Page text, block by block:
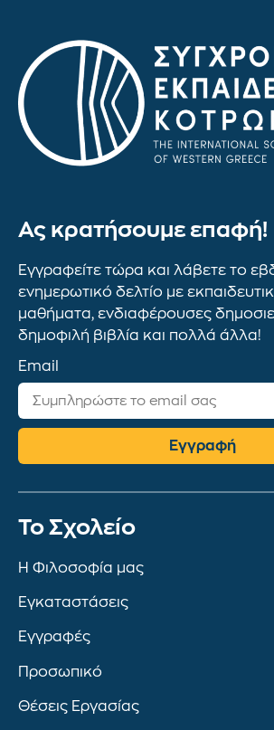
Ας κρατήσουμε επαφή!
Εγγραφείτε τώρα και λάβετε το
ενημερωτικό δελτίο με
μαθήματα, ενδιαφέρουσες
δημοφιλή βιβλία και πολλά άλλα!
Email
Εγγραφή
To Σχολείο
Η Φιλοσοφία μας
Εγκαταστάσεις
Εγγραφές
Προσωπικό
Θέσεις Εργασίας